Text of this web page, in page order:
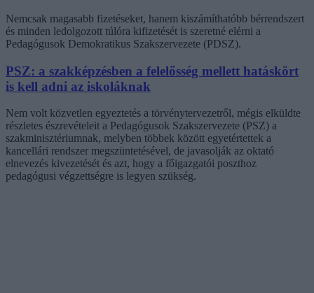
Nemcsak magasabb fizetéseket, hanem kiszámíthatóbb bérrendszert
és minden ledolgozott túlóra kifizetését is szeretné elérni a
Pedagógusok Demokratikus Szakszervezete (PDSZ).
PSZ: a szakképzésben a felelősség mellett hatáskört
is kell adni az iskoláknak
Nem volt közvetlen egyeztetés a törvénytervezetről, mégis elküldte
részletes észrevételeit a Pedagógusok Szakszervezete (PSZ) a
szakminisztériumnak, melyben többek között egyetértettek a
kancellári rendszer megszüntetésével, de javasolják az oktató
elnevezés kivezetését és azt, hogy a főigazgatói poszthoz
pedagógusi végzettségre is legyen szükség.